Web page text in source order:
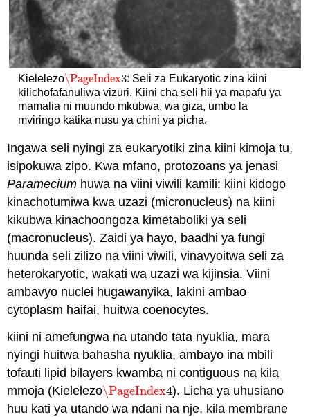
Kielelezo\PageIndex3
\PageIndex3: Seli za Eukaryotic zina kiini
kilichofafanuliwa vizuri. Kiini cha seli hii ya mapafu ya
mamalia ni muundo mkubwa, wa giza, umbo la
mviringo katika nusu ya chini ya picha.
Ingawa seli nyingi za eukaryotiki zina kiini kimoja tu,
isipokuwa zipo. Kwa mfano, protozoans ya jenasi
Paramecium huwa na viini viwili kamili: kiini kidogo
kinachotumiwa kwa uzazi (micronucleus) na kiini
kikubwa kinachoongoza kimetaboliki ya seli
(macronucleus). Zaidi ya hayo, baadhi ya fungi
huunda seli zilizo na viini viwili, vinavyoitwa seli za
heterokaryotic, wakati wa uzazi wa kijinsia. Viini
ambavyo nuclei hugawanyika, lakini ambao
cytoplasm haifai, huitwa coenocytes.
kiini ni amefungwa na utando tata nyuklia, mara
nyingi huitwa bahasha nyuklia, ambayo ina mbili
tofauti lipid bilayers kwamba ni contiguous na kila
mmoja (Kielelezo\PageIndex4
\PageIndex4). Licha ya uhusiano
huu kati ya utando wa ndani na nje, kila membrane